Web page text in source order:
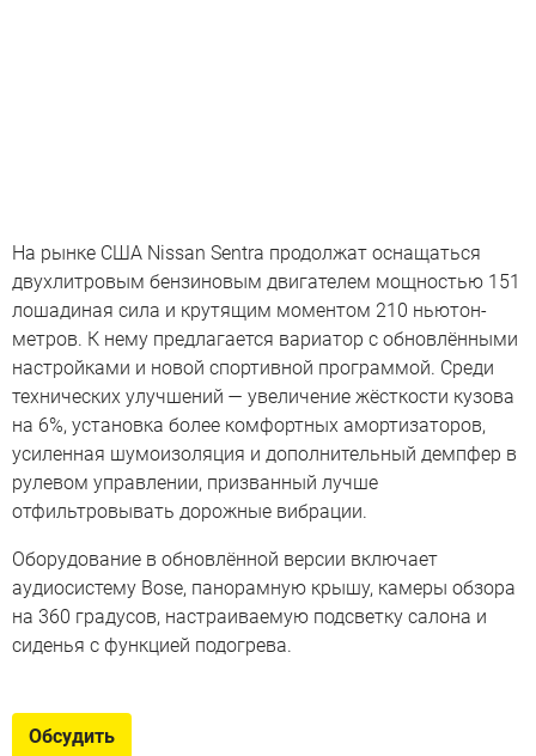
На рынке США Nissan Sentra продолжат оснащаться
двухлитровым бензиновым двигателем мощностью 151
лошадиная сила и крутящим моментом 210 ньютон-
метров. К нему предлагается вариатор с обновлёнными
настройками и новой спортивной программой. Среди
технических улучшений — увеличение жёсткости кузова
на 6%, установка более комфортных амортизаторов,
усиленная шумоизоляция и дополнительный демпфер в
рулевом управлении, призванный лучше
отфильтровывать дорожные вибрации.
Оборудование в обновлённой версии включает
аудиосистему Bose, панорамную крышу, камеры обзора
на 360 градусов, настраиваемую подсветку салона и
сиденья с функцией подогрева.
Обсудить